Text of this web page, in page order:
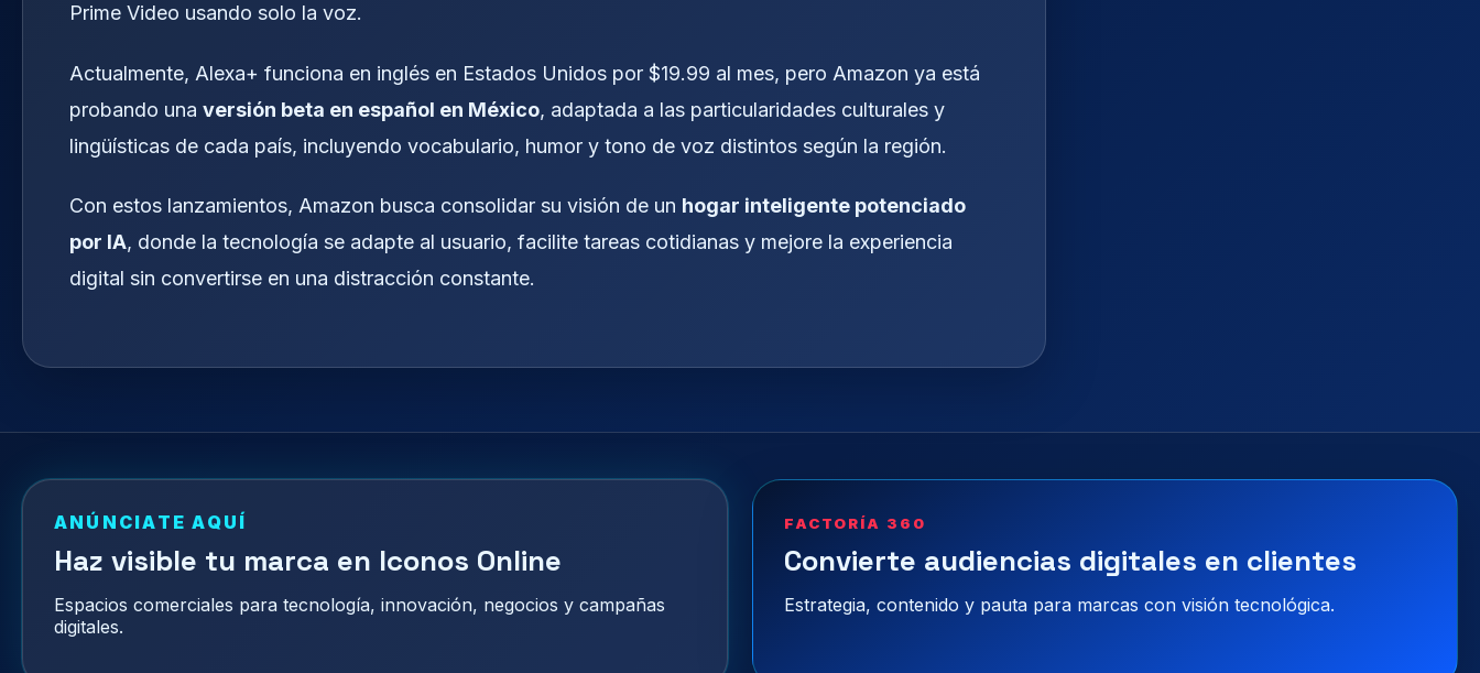
Prime Video usando solo la voz.
Actualmente, Alexa+ funciona en inglés en Estados Unidos por $19.99 al mes, pero Amazon ya está
probando una versión beta en español en México, adaptada a las particularidades culturales y
lingüísticas de cada país, incluyendo vocabulario, humor y tono de voz distintos según la región.
Con estos lanzamientos, Amazon busca consolidar su visión de un hogar inteligente potenciado
por IA, donde la tecnología se adapte al usuario, facilite tareas cotidianas y mejore la experiencia
digital sin convertirse en una distracción constante.
ANÚNCIATE AQUÍ
Haz visible tu marca en Iconos Online
Espacios comerciales para tecnología, innovación, negocios y campañas
digitales.
FACTORÍA 360
Convierte audiencias digitales en clientes
Estrategia, contenido y pauta para marcas con visión tecnológica.